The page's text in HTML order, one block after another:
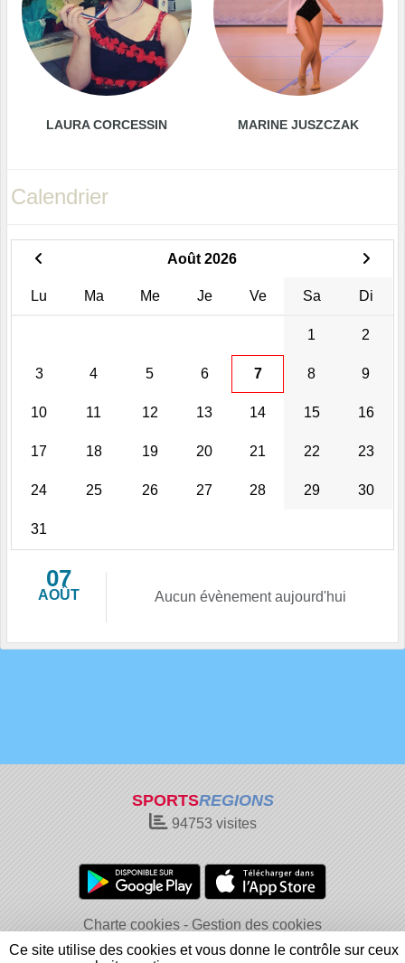
LAURA CORCESSIN MARINE JUSZCZAK
Calendrier
Août 2026
Lu Ma Me Je Ve Sa Di
1 2
3 4 5 6 7 8 9
10 11 12 13 14 15 16
17 18 19 20 21 22 23
24 25 26 27 28 29 30
31
07
AOÛT Aucun évènement aujourd'hui
SPORTSREGIONS
94753visites
Charte cookies
Gestion des cookies
Informations légales
Signaler un contenu inapproprié
Ce site utilise des cookies et vous donne le contrôle sur ceux